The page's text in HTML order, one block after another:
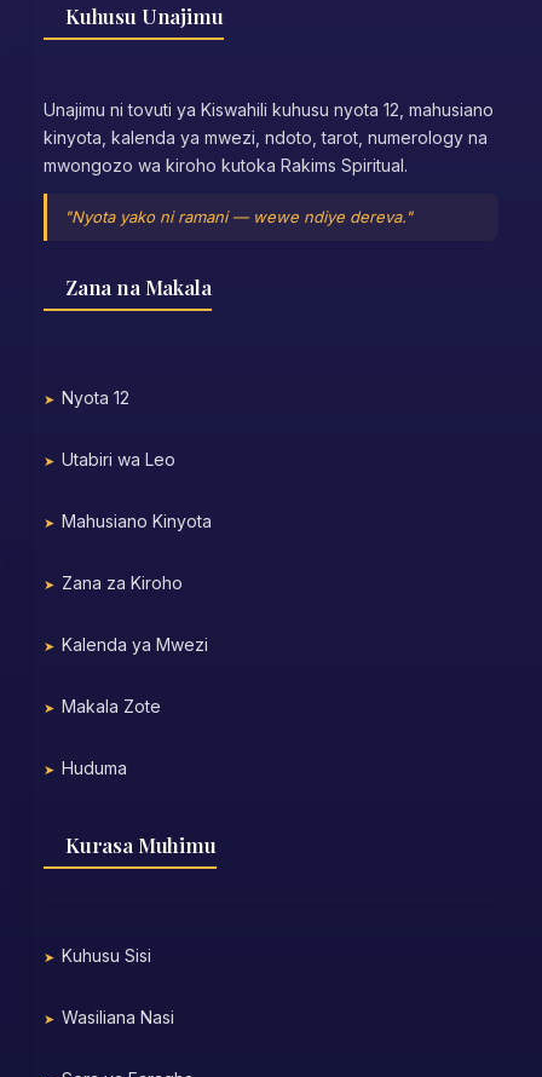
Kuhusu Unajimu
Unajimu ni tovuti ya Kiswahili kuhusu nyota 12, mahusiano
kinyota, kalenda ya mwezi, ndoto, tarot, numerology na
mwongozo wa kiroho kutoka Rakims Spiritual.
"Nyota yako ni ramani — wewe ndiye dereva."
Zana na Makala
Nyota 12
Utabiri wa Leo
Mahusiano Kinyota
Zana za Kiroho
Kalenda ya Mwezi
Makala Zote
Huduma
Kurasa Muhimu
Kuhusu Sisi
Wasiliana Nasi